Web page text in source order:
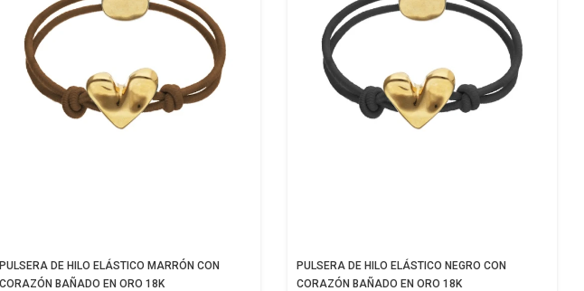
PULSERA DE HILO ELÁSTICO MARRÓN CON
CORAZÓN BAÑADO EN ORO 18K
PULSERA DE HILO ELÁSTICO NEGRO CON
CORAZÓN BAÑADO EN ORO 18K